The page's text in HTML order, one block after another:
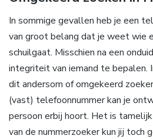
In sommige gevallen heb je een
van groot belang dat je weet wie
schuilgaat. Misschien na een
integriteit van iemand te bepalen.
dit andersom of omgekeerd
(vast) telefoonnummer kan je
persoon erbij hoort. Het is
van de nummerzoeker kun jij toch